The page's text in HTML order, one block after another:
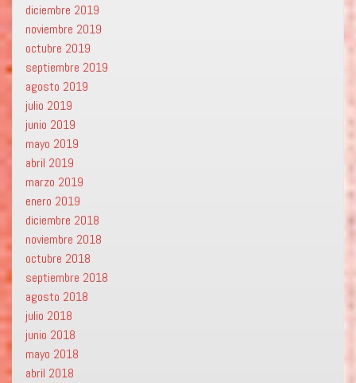
diciembre 2019
noviembre 2019
octubre 2019
septiembre 2019
agosto 2019
julio 2019
junio 2019
mayo 2019
abril 2019
marzo 2019
enero 2019
diciembre 2018
noviembre 2018
octubre 2018
septiembre 2018
agosto 2018
julio 2018
junio 2018
mayo 2018
abril 2018